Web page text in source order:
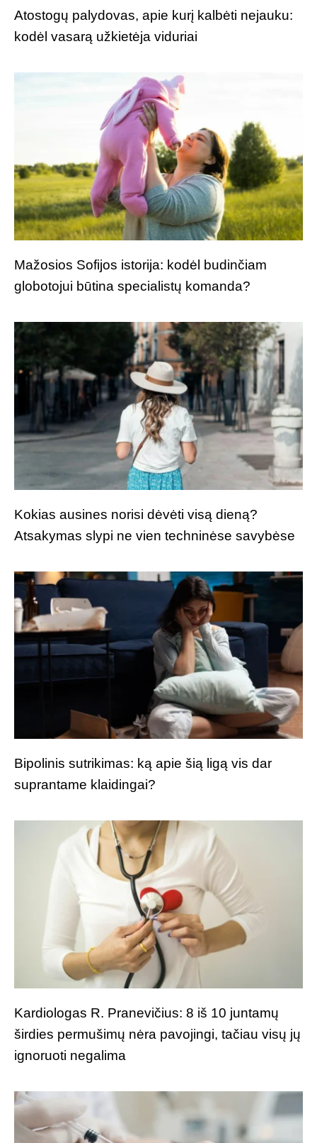
Atostogų palydovas, apie kurį kalbėti nejauku:
kodėl vasarą užkietėja viduriai
Mažosios Sofijos istorija: kodėl budinčiam
globotojui būtina specialistų komanda?
Kokias ausines norisi dėvėti visą dieną?
Atsakymas slypi ne vien techninėse savybėse
Bipolinis sutrikimas: ką apie šią ligą vis dar
suprantame klaidingai?
Kardiologas R. Pranevičius: 8 iš 10 juntamų
širdies permušimų nėra pavojingi, tačiau visų jų
ignoruoti negalima